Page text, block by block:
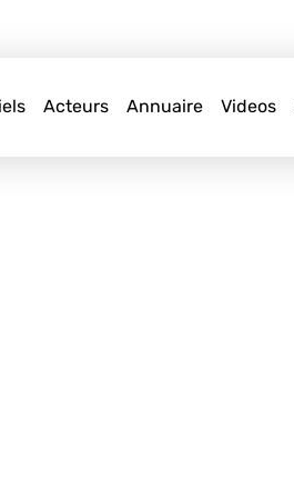
Acteurs Annuaire Videos